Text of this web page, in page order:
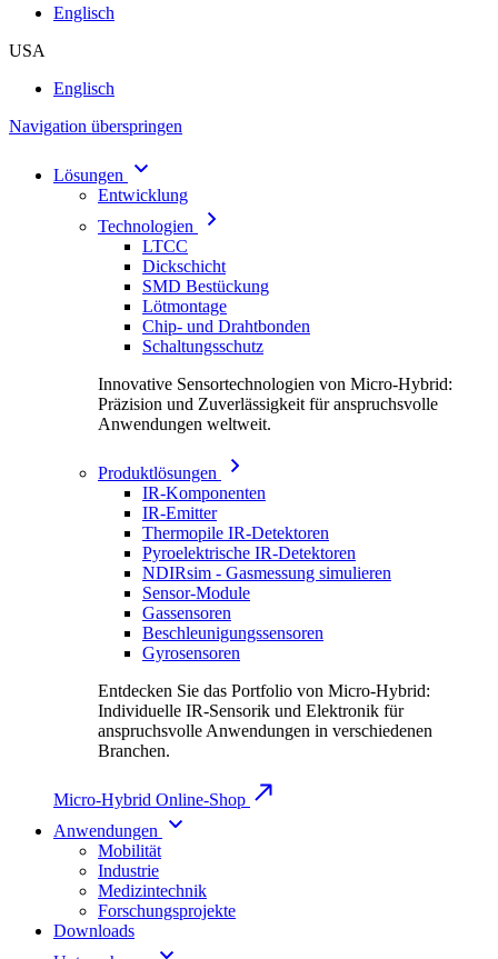
Englisch
USA
Englisch
Navigation überspringen
Lösungen
Entwicklung
Technologien
LTCC
Dickschicht
SMD Bestückung
Lötmontage
Chip- und Drahtbonden
Schaltungsschutz
Innovative Sensortechnologien von Micro-Hybrid:
Präzision und Zuverlässigkeit für anspruchsvolle
Anwendungen weltweit.
Produktlösungen
IR-Komponenten
IR-Emitter
Thermopile IR-Detektoren
Pyroelektrische IR-Detektoren
NDIRsim - Gasmessung simulieren
Sensor-Module
Gassensoren
Beschleunigungssensoren
Gyrosensoren
Entdecken Sie das Portfolio von Micro-Hybrid:
Individuelle IR-Sensorik und Elektronik für
anspruchsvolle Anwendungen in verschiedenen
Branchen.
Micro-Hybrid Online-Shop
Anwendungen
Mobilität
Industrie
Medizintechnik
Forschungsprojekte
Downloads